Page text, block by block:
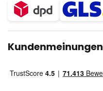
Kundenmeinungen